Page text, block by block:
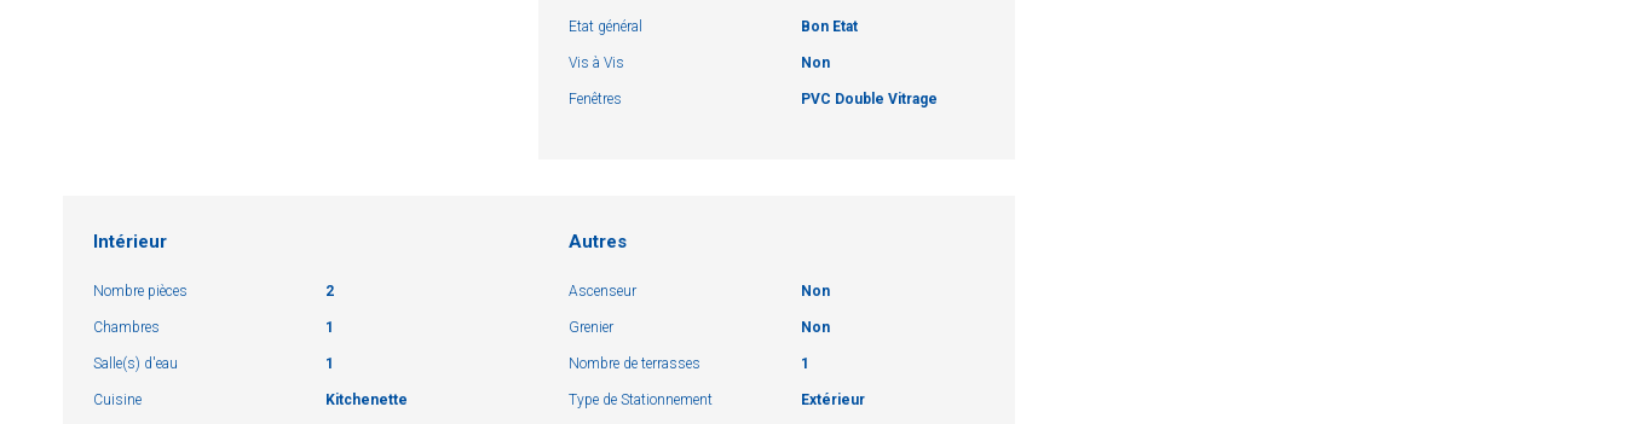
Etat général Bon Etat
Vis à Vis Non
Fenêtres PVC Double Vitrage
Intérieur
Nombre pièces 2
Chambres 1
Salle(s) d'eau 1
Cuisine Kitchenette
Autres
Ascenseur Non
Grenier Non
Nombre de terrasses 1
Type de Stationnement Extérieur